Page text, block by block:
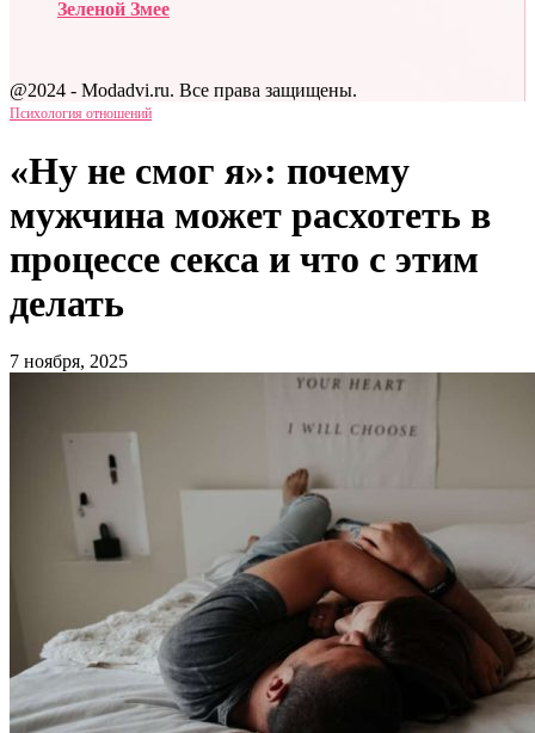
Зеленой Змее
@2024 - Modadvi.ru. Все права защищены.
Психология отношений
«Ну не смог я»: почему
мужчина может расхотеть в
процессе секса и что с этим
делать
7 ноября, 2025